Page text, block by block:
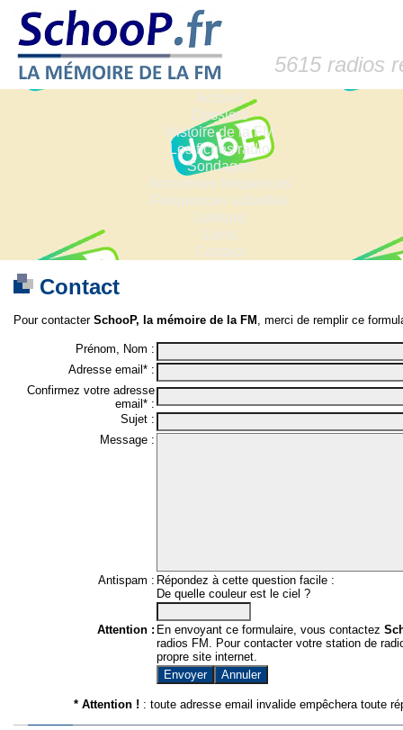
5615 radios
Accueil
Dossiers
Histoire de la FM
Les fiches radio
Sondages
Anciennes fréquences
Fréquences actuelles
Lexique
Liens
Contact
Contact
Pour contacter SchooP, la mémoire de la FM , merci de remplir ce
Prénom, Nom :
Adresse email* :
Confirmez votre adresse
email* :
Sujet :
Message :
Antispam : Répondez à cette question facile :
De quelle couleur est le ciel ?
Attention : En envoyant ce formulaire, vous contactez
radios FM. Pour contacter votre station de
propre site internet.
* Attention ! : toute adresse email invalide empêchera toute